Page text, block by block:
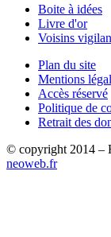
Boite à idées
Livre d'or
Voisins
Plan du site
Mentions
Accès réservé
Politique de
Retrait des
© copyright 2014 –
neoweb.fr